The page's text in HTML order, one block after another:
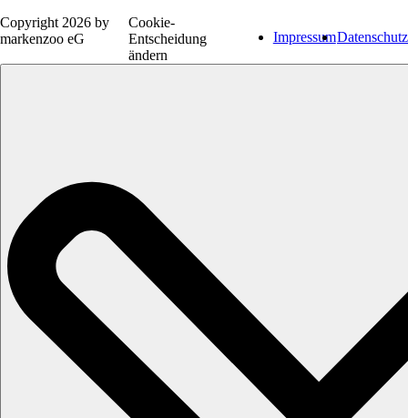
Copyright 2026 by
markenzoo eG
Cookie-
Entscheidung
ändern
ImpressumDatenschutz